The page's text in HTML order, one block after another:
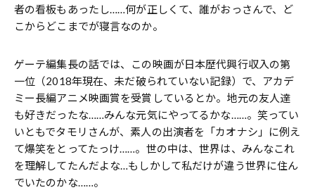
者の看板もあったし……何が正しくて、誰がおっさんで、ど
こからどこまでが寝言なのか。
ゲーテ編集長の話では、この映画が日本歴代興行収入の第
一位（2018年現在、未だ破られていない記録）で、アカデ
ミー長編アニメ映画賞を受賞しているとか。地元の友人達
も好きだったな……みんな元気にやってるかな……。笑ってい
いともでタモリさんが、素人の出演者を「カオナシ」に例え
て爆笑をとってたっけ……。世の中は、世界は、みんなこれ
を理解してたんだよな…もしかして私だけが違う世界に住ん
でいたのかな……。